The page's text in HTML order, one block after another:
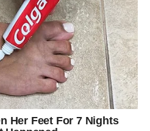
MIJENJA VAŠU
morati donijeti veoma
sigurne šta je najbolje za
da vas sudbina vodi prema